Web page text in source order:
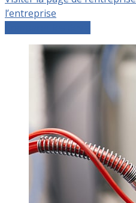
l’entreprise